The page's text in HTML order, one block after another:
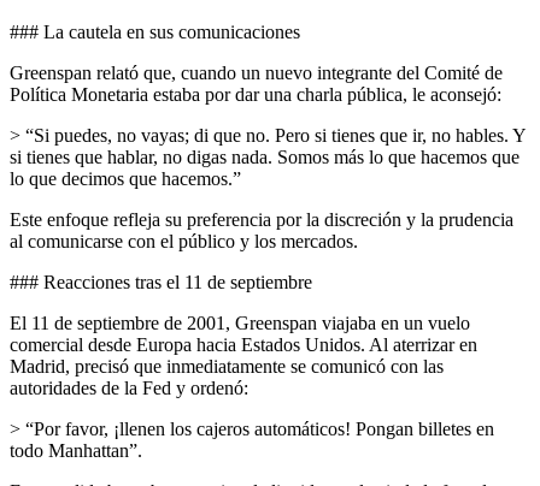
### La cautela en sus comunicaciones
Greenspan relató que, cuando un nuevo integrante del Comité de
Política Monetaria estaba por dar una charla pública, le aconsejó:
> “Si puedes, no vayas; di que no. Pero si tienes que ir, no hables. Y
si tienes que hablar, no digas nada. Somos más lo que hacemos que
lo que decimos que hacemos.”
Este enfoque refleja su preferencia por la discreción y la prudencia
al comunicarse con el público y los mercados.
### Reacciones tras el 11 de septiembre
El 11 de septiembre de 2001, Greenspan viajaba en un vuelo
comercial desde Europa hacia Estados Unidos. Al aterrizar en
Madrid, precisó que inmediatamente se comunicó con las
autoridades de la Fed y ordenó:
> “Por favor, ¡llenen los cajeros automáticos! Pongan billetes en
todo Manhattan”.